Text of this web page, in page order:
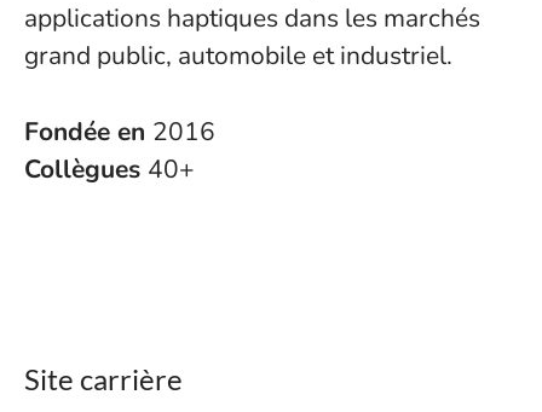
applications haptiques dans les marchés
grand public, automobile et industriel.
Fondée en 2016
Collègues 40+
Site carrière